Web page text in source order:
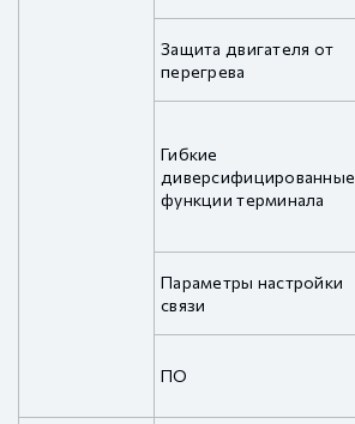
Защита двигателя от
перегрева
Гибкие
диверсифицированные
функции терминала
Параметры настройки
связи
ПО